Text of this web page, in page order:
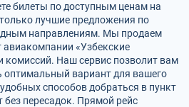
билеты по доступным ценам на
лучшие предложения по
направлениям. Мы продаем
«Узбекские
комиссий. Наш сервис позволит вам
оптимальный вариант для вашего
способов добраться в пункт
без пересадок. Прямой рейс